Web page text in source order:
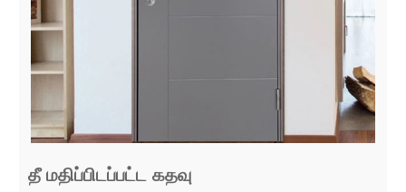
தீ மதிப்பிடப்பட்ட கதவு